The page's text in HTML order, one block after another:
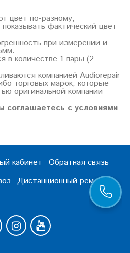
цвет по-разному,
фактический цвет
при измерении и
количестве 1 пары (2
компанией Audiorepair
торговых марок, которые
оригинальной компании
соглашаетесь с условиями
кабинет
Обратная связь
Дистанционный ремонт